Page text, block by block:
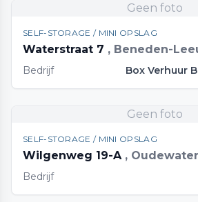
Geen foto
SELF-STORAGE / MINI OPSLAG
Waterstraat 7 , Beneden-
Bedrijf Box Verhuur
Geen foto
SELF-STORAGE / MINI OPSLAG
Wilgenweg 19-A , Oudewater
Bedrijf